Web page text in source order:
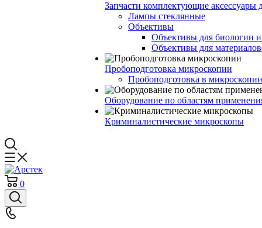
Запчасти комплектующие аксессуары
Лампы стеклянные
Объективы
Объективы для биологии
Объективы для
Пробоподготовка микроскопии
Пробоподготовка в
Оборудование по областям
Криминалистические микроскопы
0